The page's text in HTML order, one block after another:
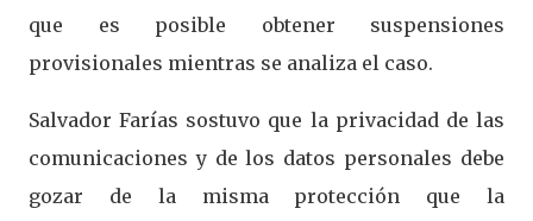
que es posible obtener suspensiones
provisionales mientras se analiza el caso.
Salvador Farías sostuvo que la privacidad de las
comunicaciones y de los datos personales debe
gozar de la misma protección que la